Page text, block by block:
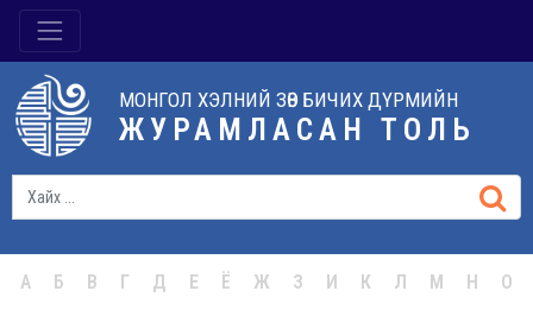
МОНГОЛ ХЭЛНИЙ ЗӨВ БИЧИХ ДҮРМИЙН
ЖУРАМЛАСАН ТОЛЬ
А Б В Г Д Е Ё Ж З И К Л М Н О